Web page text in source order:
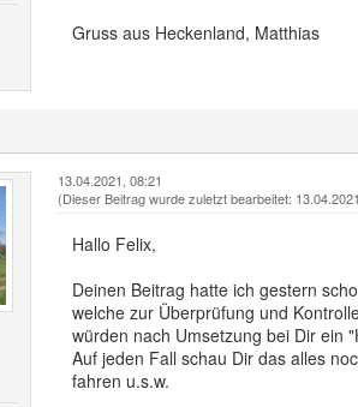
Gruss aus Heckenland, Matthias
13.04.2021, 08:21
(Dieser Beitrag wurde zuletzt bearbeitet:
Hallo Felix,
Deinen Beitrag hatte ich gestern
welche zur Überprüfung und
würden nach Umsetzung bei Dir ein
Auf jeden Fall schau Dir das alles
fahren u.s.w.